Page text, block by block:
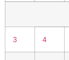
3 4